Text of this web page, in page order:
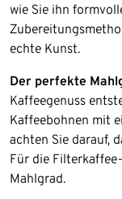
wie Sie ihn
echte Kunst.
Der perfekte
Kaffeegenuss
Kaffeebohnen mit
achten Sie darauf,
Für die
Mahlgrad.